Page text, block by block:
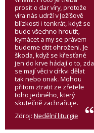
prosit o dar víry, protože
víra nás udrží v Ježíšově
blízkosti i tenkrát, když se
bude všechno hroutit,
kymácet a my se právem
budeme cítit ohroženi. Je
škoda, když se křesťané
jen do krve hádají o to, zda
se mají věci v církvi dělat
tak nebo onak. Mohou
přitom ztratit ze zřetele
toho jediného, který
skutečně zachraňuje.
Zdroj: Nedělní liturgie